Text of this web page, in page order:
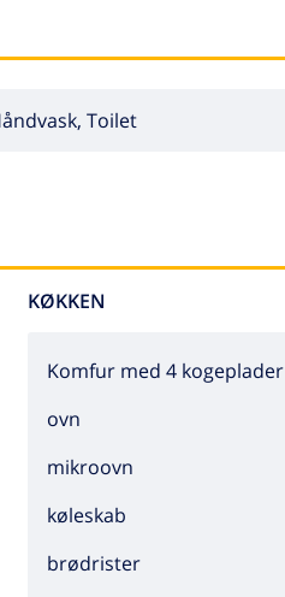
Toilet
KØKKEN
Komfur med 4 kogeplader
ovn
mikroovn
køleskab
brødrister